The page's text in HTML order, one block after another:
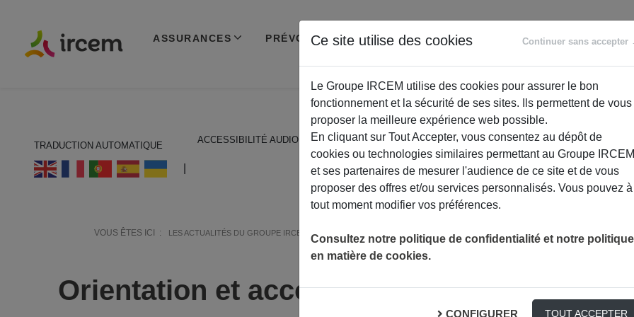
ASSURANCES PRÉVOYANCE RETRAITE
ACCOMPAGNEMENT
TRADUCTION AUTOMATIQUE
ACCESSIBILITÉ AUDIO
VOUS ÊTES ICI : LES ACTUALITÉS DU GROUPE IRCEM ACTUALITÉ ORIENTATION ET ACCOMPAGNEMENT PERSONNALISÉS
Orientation et accompagnement
Ce site utilise des cookies Continuer sans accepter
Le Groupe IRCEM utilise des cookies pour assurer le bon
fonctionnement et la sécurité de ses sites. Ils permettent de vous
proposer la meilleure expérience web possible.
En cliquant sur Tout Accepter, vous consentez au dépôt de
cookies ou technologies similaires permettant au Groupe IRCEM
et ses partenaires de mesurer l'audience de ce site et de vous
proposer des offres et/ou services personnalisés. Vous pouvez à
tout moment modifier vos préférences.
Consultez notre politique de confidentialité et notre politique
en matière de cookies.
CONFIGURER TOUT ACCEPTER